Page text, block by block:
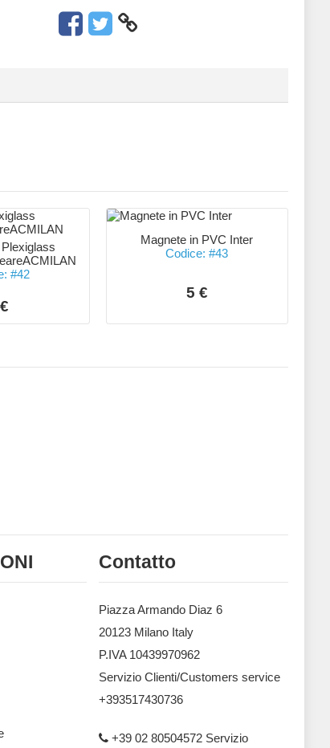
#42
Magnete in PVC Inter
Codice: #43
5 €
Contatto
Piazza Armando Diaz 6
20123 Milano Italy
P.IVA 10439970962
Servizio Clienti/Customers service
+393517430736
+39 02 80504572 Servizio